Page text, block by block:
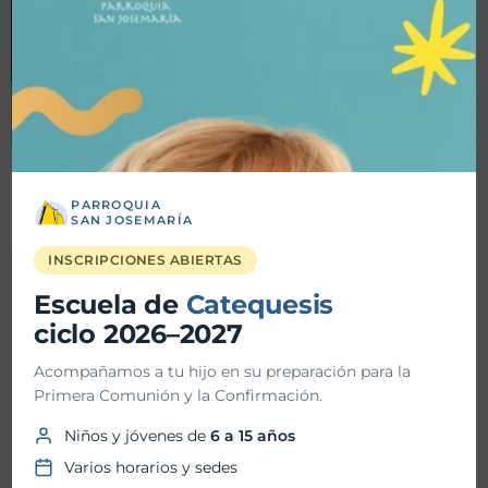
Detalles
Fecha inicio:
Fecha fin: 08-12-2023
PARROQUIA
SAN JOSEMARÍA
INSCRIPCIONES ABIERTAS
Escuela de Catequesis
ciclo 2026–2027
Acompañamos a tu hijo en su preparación para la
Primera Comunión y la Confirmación.
Niños y jóvenes de6 a 15 años
Varios horarios y sedes